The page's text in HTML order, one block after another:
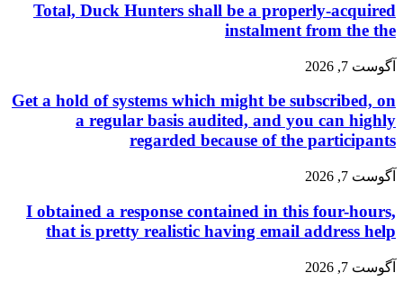
Total, Duck Hunters shall be a properly-acquired
instalment from the the
آگوست 7, 2026
Get a hold of systems which might be subscribed, on
a regular basis audited, and you can highly
regarded because of the participants
آگوست 7, 2026
I obtained a response contained in this four-hours,
that is pretty realistic having email address help
آگوست 7, 2026